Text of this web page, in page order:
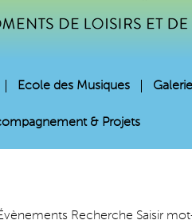
Ecole des Musiques
& Projets
Recherche Saisir